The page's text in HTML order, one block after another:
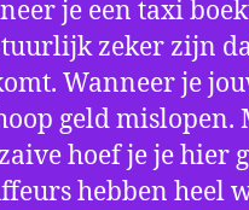
je een taxi
zeker zijn
Wanneer je
geld
hoef je je hier
hebben heel